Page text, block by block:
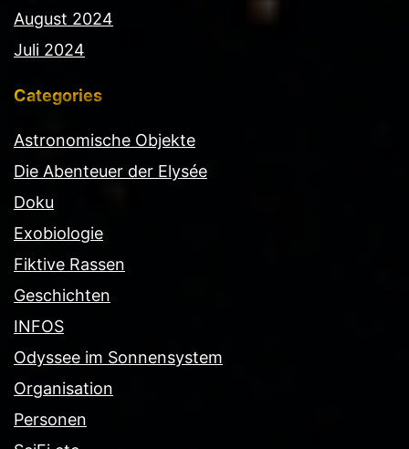
August 2024
Juli 2024
Categories
Astronomische Objekte
Die Abenteuer der Elysée
Doku
Exobiologie
Fiktive Rassen
Geschichten
INFOS
Odyssee im Sonnensystem
Organisation
Personen